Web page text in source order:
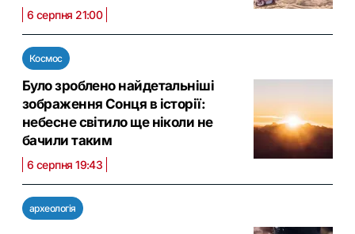
6 серпня 21:00
Космос
Було зроблено найдетальніші
зображення Сонця в історії:
небесне світило ще ніколи не
бачили таким
6 серпня 19:43
археологія